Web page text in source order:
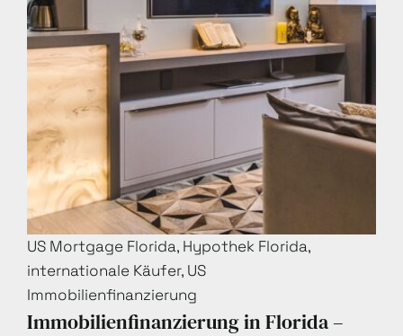
US Mortgage Florida, Hypothek Florida,
internationale Käufer, US
Immobilienfinanzierung
Immobilienfinanzierung in Florida –